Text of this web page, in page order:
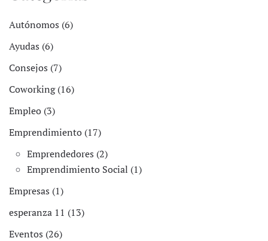
Autónomos (6)
Ayudas (6)
Consejos (7)
Coworking (16)
Empleo (3)
Emprendimiento (17)
Emprendedores (2)
Emprendimiento Social (1)
Empresas (1)
esperanza 11 (13)
Eventos (26)